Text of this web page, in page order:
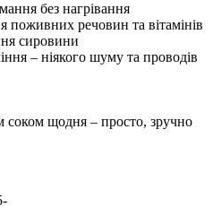
без нагрівання
речовин та вітамінів
сировини
– ніякого шуму та проводів
соком щодня – просто, зручно